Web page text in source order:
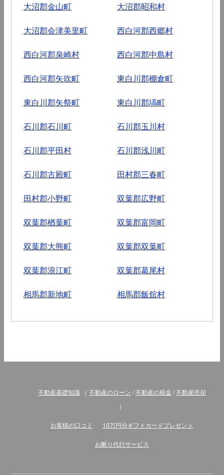
大沼郡金山町 大沼郡昭和村
大沼郡会津美里町 西白河郡西郷村
西白河郡泉崎村 西白河郡中島村
西白河郡矢吹町 東白川郡棚倉町
東白川郡矢祭町 東白川郡塙町
石川郡石川町 石川郡玉川村
石川郡平田村 石川郡浅川町
石川郡古殿町 田村郡三春町
田村郡小野町 双葉郡広野町
双葉郡楢葉町 双葉郡富岡町
双葉郡大熊町 双葉郡双葉町
双葉郡浪江町 双葉郡葛尾村
相馬郡新地町 相馬郡飯舘村
不動産基礎知識 （ 不動産のローン /不動産の税金 /不動産売却
）
お客様の口コミ 10万円分ギフトカードプレゼント
お断り代行サービス